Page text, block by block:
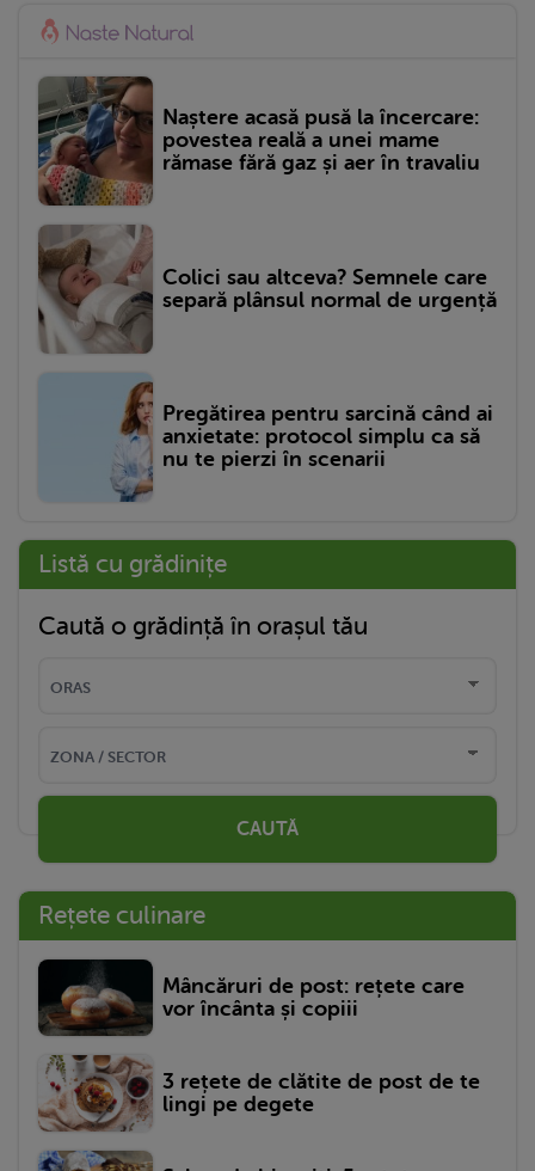
Naștere acasă pusă la încercare:
povestea reală a unei mame
rămase fără gaz și aer în travaliu
Colici sau altceva? Semnele care
separă plânsul normal de urgență
Pregătirea pentru sarcină când ai
anxietate: protocol simplu ca să
nu te pierzi în scenarii
Listă cu grădinițe
Caută o grădință în orașul tău
CAUTĂ
Rețete culinare
Mâncăruri de post: rețete care
vor încânta și copiii
3 rețete de clătite de post de te
lingi pe degete